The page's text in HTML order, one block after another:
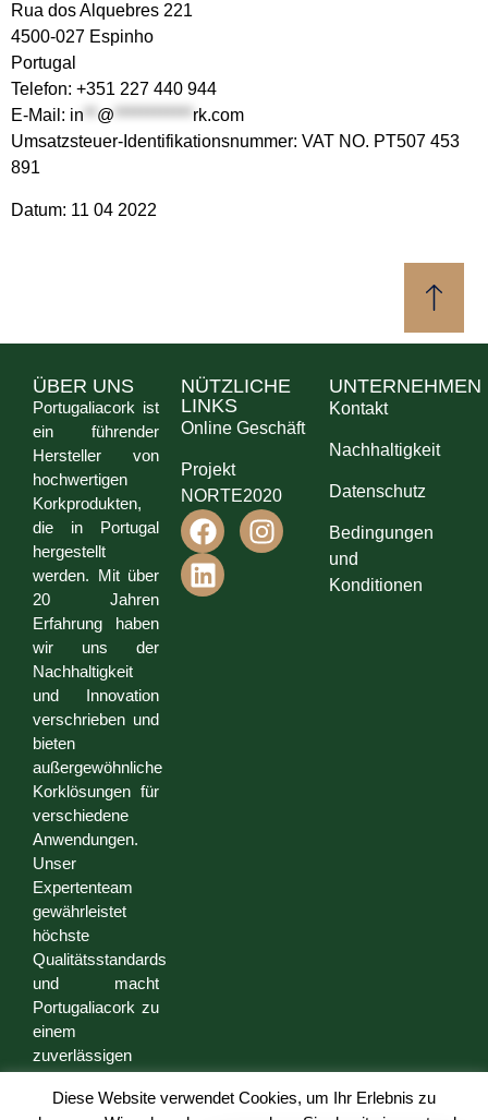
Rua dos Alquebres 221
4500-027 Espinho
Portugal
Telefon: +351 227 440 944
E-Mail: in ** @ ************ rk.com
Umsatzsteuer-Identifikationsnummer: VAT NO. PT507 453
891
Datum: 11 04 2022
ÜBER UNS
Portugaliacork ist
ein führender
Hersteller von
hochwertigen
Korkprodukten,
die in Portugal
hergestellt
werden. Mit über
20 Jahren
Erfahrung haben
wir uns der
Nachhaltigkeit
und Innovation
verschrieben und
bieten
außergewöhnliche
Korklösungen für
verschiedene
Anwendungen.
Unser
Expertenteam
gewährleistet
höchste
Qualitätsstandards
und macht
Portugaliacork zu
einem
zuverlässigen
Unternehmen
NÜTZLICHE
LINKS
Online Geschäft
Projekt
NORTE2020
UNTERNEHMEN
Kontakt
Nachhaltigkeit
Datenschutz
Bedingungen
und
Konditionen
Diese Website verwendet Cookies, um Ihr Erlebnis zu